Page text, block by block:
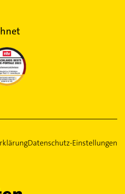
Datenschutz-Einstellungen